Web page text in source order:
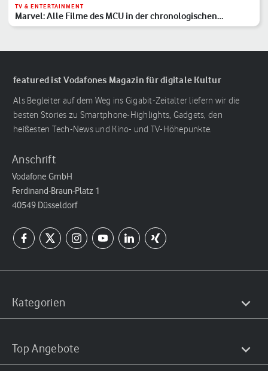
TV & ENTERTAINMENT
Marvel: Alle Filme des MCU in der chronologischen
Reihenfolge
featured ist Vodafones Magazin für digitale Kultur
Als Begleiter auf dem Weg ins Gigabit-Zeitalter liefern wir die
besten Stories zu Smartphone-Highlights, Gadgets, den
heißesten Tech-News und Kino- und TV-Höhepunkte.
Anschrift
Vodafone GmbH
Ferdinand-Braun-Platz 1
40549 Düsseldorf
Kategorien
Top Angebote